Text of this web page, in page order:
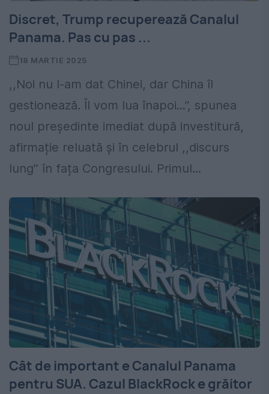
Discret, Trump recuperează Canalul
Panama. Pas cu pas ...
18 MARTIE 2025
,,Noi nu l-am dat Chinei, dar China îl
gestionează. Îl vom lua înapoi...’’, spunea
noul președinte imediat după investitură,
afirmație reluată și în celebrul ,,discurs
lung’’ în fața Congresului. Primul...
Cât de important e Canalul Panama
pentru SUA. Cazul BlackRock e grăitor